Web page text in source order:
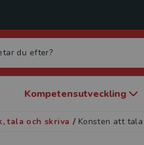
Kompetensutveckling
tala och skriva / Konsten att